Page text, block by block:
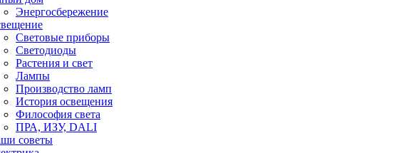
Энергосбережение
Световые приборы
Светодиоды
Растения и свет
Лампы
Производство ламп
История освещения
Философия света
ПРА, ИЗУ, DALI
советы